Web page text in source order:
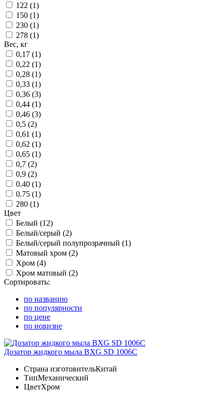
122 (1)
150 (1)
230 (1)
278 (1)
Вес, кг
0,17 (1)
0,22 (1)
0,28 (1)
0,33 (1)
0,36 (3)
0,44 (1)
0,46 (3)
0,5 (2)
0,61 (1)
0,62 (1)
0,65 (1)
0,7 (2)
0,9 (2)
0.40 (1)
0.75 (1)
280 (1)
Цвет
Белый (12)
Белый/серый (2)
Белый/серый полупрозрачный (1)
Матовый хром (2)
Хром (4)
Хром матовый (2)
Сортировать:
по названию
по популярности
по цене
по новизне
Дозатор жидкого мыла BXG SD 1006C
Страна изготовительКитай
ТипМеханический
ЦветХром